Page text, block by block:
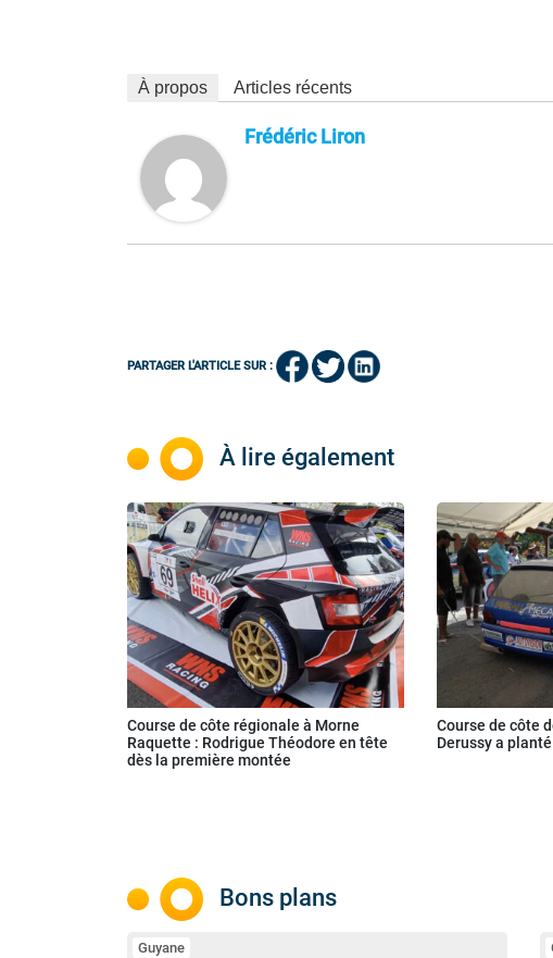
À propos Articles récents
Frédéric Liron
PARTAGER L'ARTICLE SUR :
À lire également
Course de côte régionale à Morne
Raquette : Rodrigue Théodore en tête
dès la première montée
Course de côte
Derussy a
Bons plans
Guyane